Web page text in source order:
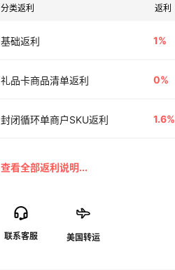
分类返利 返利
基础返利 1%
礼品卡商品清单返利 0%
封闭循环单商户SKU返利 1.6%